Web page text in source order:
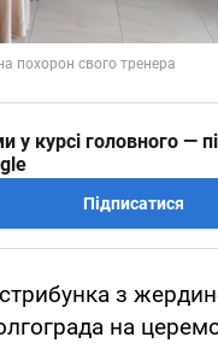
у курсі головного —
Підписатися
з
на